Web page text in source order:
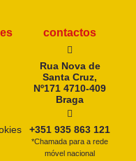
contactos
Rua Nova de
Santa Cruz,
Nº171 4710-409
Braga
+351 935 863 121
*Chamada para a rede
móvel nacional